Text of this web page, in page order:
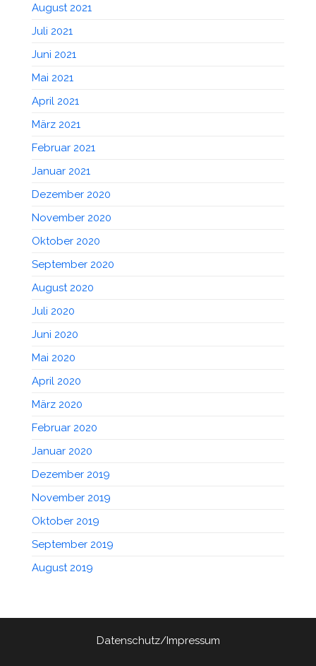
August 2021
Juli 2021
Juni 2021
Mai 2021
April 2021
März 2021
Februar 2021
Januar 2021
Dezember 2020
November 2020
Oktober 2020
September 2020
August 2020
Juli 2020
Juni 2020
Mai 2020
April 2020
März 2020
Februar 2020
Januar 2020
Dezember 2019
November 2019
Oktober 2019
September 2019
August 2019
Datenschutz/Impressum